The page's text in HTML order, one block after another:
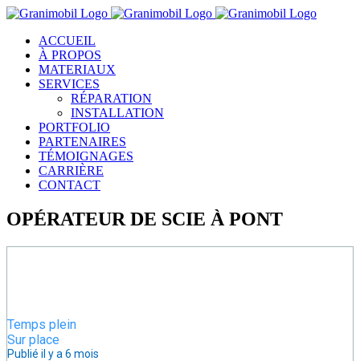
Passer
contenuACCUEIL
À PROPOS
MATERIAUX
SERVICES
RÉPARATION
INSTALLATION
PORTFOLIO
PARTENAIRES
TÉMOIGNAGES
CARRIÈRE
CONTACT
OPÉRATEUR DE SCIE À PONT
Temps plein
Sur place
Publié il y a 6 mois